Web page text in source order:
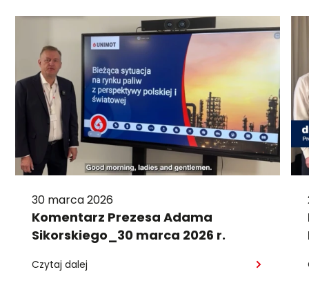
30 marca 2026
Komentarz Prezesa Adama
Sikorskiego_30 marca 2026 r.
Czytaj dalej